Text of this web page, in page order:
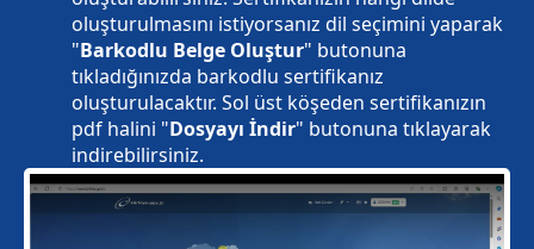
oluşturulmasını istiyorsanız dil seçimini yaparak
"Barkodlu Belge Oluştur" butonuna
tıkladığınızda barkodlu sertifikanız
oluşturulacaktır. Sol üst köşeden sertifikanızın
pdf halini "Dosyayı İndir" butonuna tıklayarak
indirebilirsiniz.